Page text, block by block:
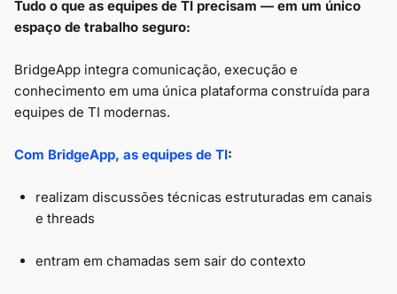
Tudo o que as equipes de TI precisam — em um único
espaço de trabalho seguro:
BridgeApp integra comunicação, execução e
conhecimento em uma única plataforma construída para
equipes de TI modernas.
Com BridgeApp, as equipes de TI:
realizam discussões técnicas estruturadas em canais
e threads
entram em chamadas sem sair do contexto